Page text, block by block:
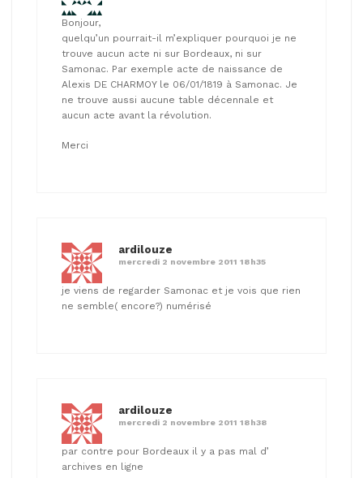
Bonjour,
quelqu’un pourrait-il m’expliquer pourquoi je ne
trouve aucun acte ni sur Bordeaux, ni sur
Samonac. Par exemple acte de naissance de
Alexis DE CHARMOY le 06/01/1819 à Samonac. Je
ne trouve aussi aucune table décennale et
aucun acte avant la révolution.
Merci
ardilouze
mercredi 2 novembre 2011 18h35
je viens de regarder Samonac et je vois que rien
ne semble( encore?) numérisé
ardilouze
mercredi 2 novembre 2011 18h38
par contre pour Bordeaux il y a pas mal d’
archives en ligne